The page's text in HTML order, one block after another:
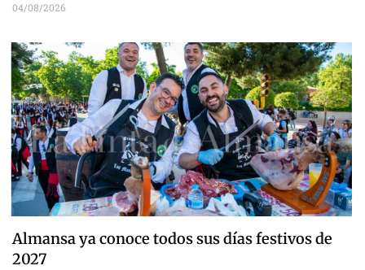
04/08/2026
Almansa ya conoce todos sus días festivos de
2027